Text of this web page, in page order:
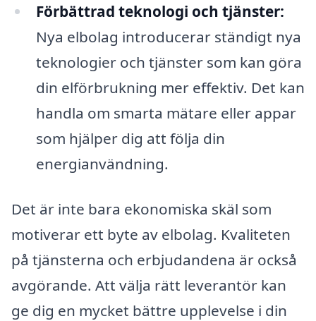
Förbättrad teknologi och tjänster:
Nya elbolag introducerar ständigt nya
teknologier och tjänster som kan göra
din elförbrukning mer effektiv. Det kan
handla om smarta mätare eller appar
som hjälper dig att följa din
energianvändning.
Det är inte bara ekonomiska skäl som
motiverar ett byte av elbolag. Kvaliteten
på tjänsterna och erbjudandena är också
avgörande. Att välja rätt leverantör kan
ge dig en mycket bättre upplevelse i din